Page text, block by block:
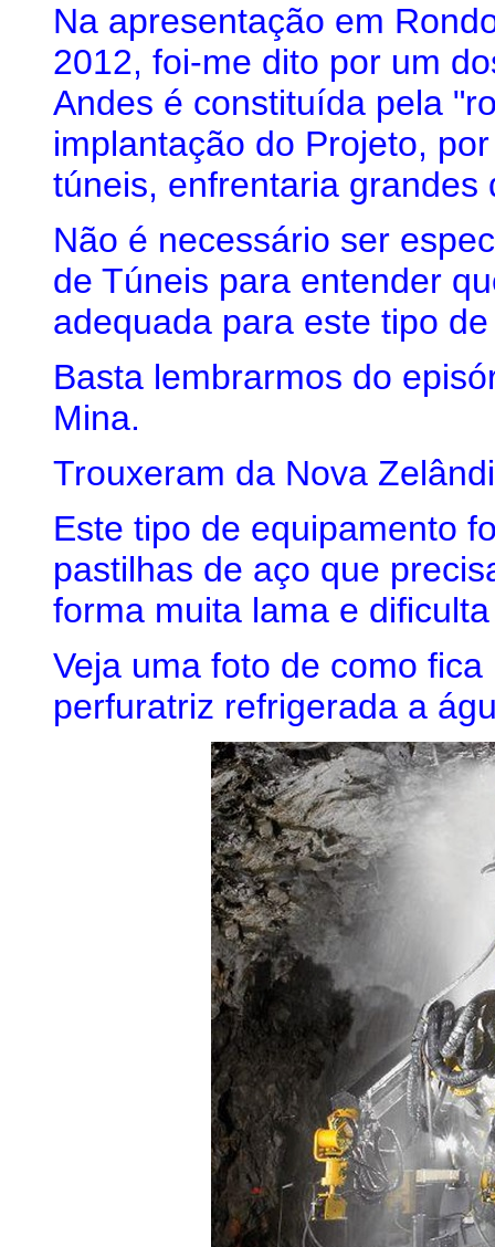
Na apresentação em
2012, foi-me dito por um
Andes é constituída pela
implantação do Projeto,
túneis, enfrentaria
Não é necessário ser
de Túneis para entender
adequada para este tipo
Basta lembrarmos do
Mina.
Trouxeram da Nova
Este tipo de equipamento
pastilhas de aço que
forma muita lama e
Veja uma foto de como
perfuratriz refrigerada a